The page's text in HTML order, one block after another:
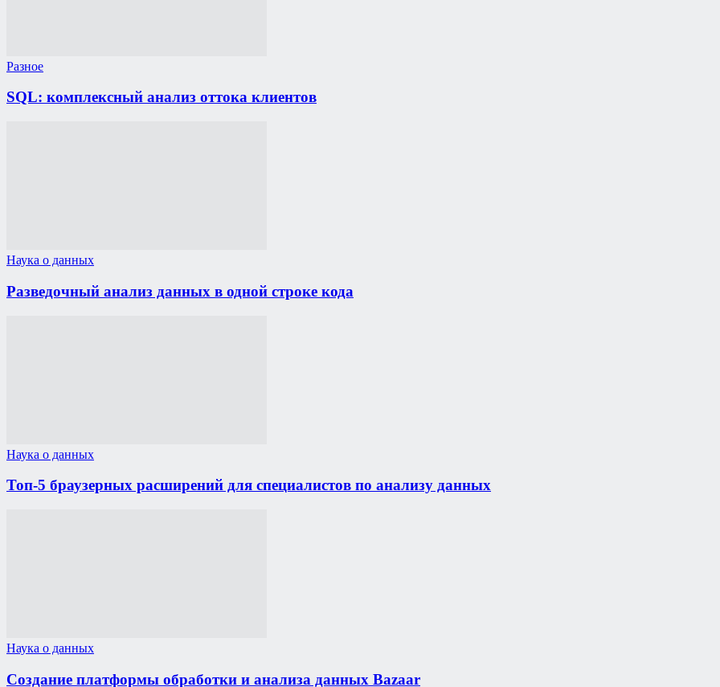
Разное
SQL: комплексный анализ оттока клиентов
Наука о данных
Разведочный анализ данных в одной строке кода
Наука о данных
Топ-5 браузерных расширений для специалистов по анализу данных
Наука о данных
Создание платформы обработки и анализа данных Bazaar